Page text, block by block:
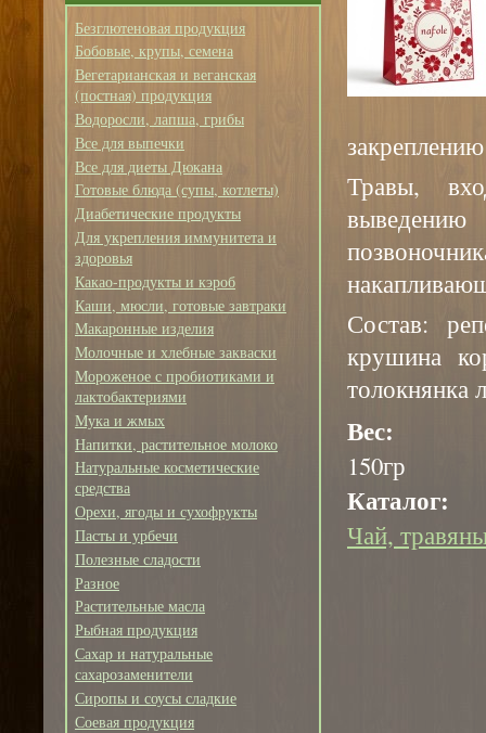
Безглютеновая продукция
Бобовые, крупы, семена
Вегетарианская и веганская
(постная) продукция
Водоросли, лапша, грибы
Все для выпечки
Все для диеты Дюкана
Готовые блюда (супы, котлеты)
Диабетические продукты
Для укрепления иммунитета и
здоровья
Какао-продукты и кэроб
Каши, мюсли, готовые завтраки
Макаронные изделия
Молочные и хлебные закваски
Мороженое с пробиотиками и
лактобактериями
Мука и жмых
Напитки, растительное молоко
Натуральные косметические
средства
Орехи, ягоды и сухофрукты
Пасты и урбечи
Полезные сладости
Разное
Растительные масла
Рыбная продукция
Сахар и натуральные
сахарозаменители
Сиропы и соусы сладкие
Соевая продукция
Травы,
Состав:
крушина
толокнянка
Вес:
150гр
Каталог:
Чай,